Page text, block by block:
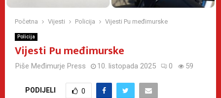
Početna Vijesti Policija Vijesti Pu međimurske
Policija
Vijesti Pu međimurske
Piše Međimurje Press 10. listopada 2025 0 59
PODIJELI 0